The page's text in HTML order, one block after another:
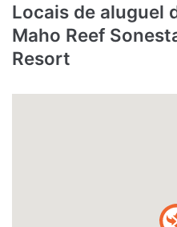
Locais de aluguel
Maho Reef
Resort